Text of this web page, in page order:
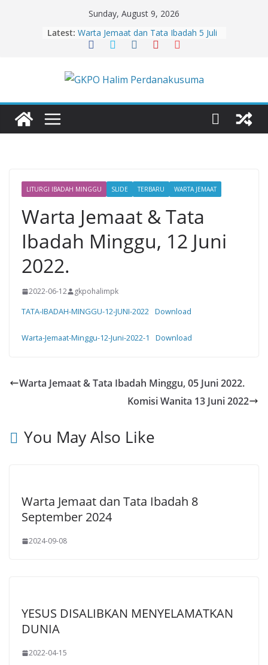
Sunday, August 9, 2026
Latest: Warta Jemaat dan Tata Ibadah 5 Juli
2026
Warta Jemaat dan Tata Ibadah 2
Warta Jemaat dan Tata Ibadah 26
LITURGI IBADAH MINGGU SLIDE TERBARU WARTA JEMAAT
Warta Jemaat & Tata
Ibadah Minggu, 12 Juni
2022.
2022-06-12 gkpohalimpk
TATA-IBADAH-MINGGU-12-JUNI-2022 Download
Warta-Jemaat-Minggu-12-Juni-2022-1 Download
Warta Jemaat & Tata Ibadah Minggu, 05 Juni 2022.
Komisi Wanita 13 Juni 2022
You May Also Like
Warta Jemaat dan Tata Ibadah 8
September 2024
2024-09-08
YESUS DISALIBKAN MENYELAMATKAN
DUNIA
2022-04-15